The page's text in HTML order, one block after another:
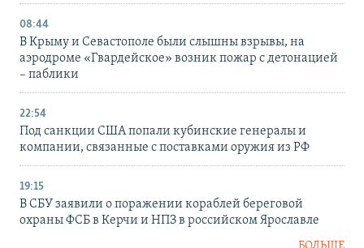
08:44
В Крыму и Севастополе были слышны взрывы, на
аэродроме «Гвардейское» возник пожар с детонацией
– паблики
22:54
Под санкции США попали кубинские генералы и
компании, связанные с поставками оружия из РФ
19:15
В СБУ заявили о поражении кораблей береговой
охраны ФСБ в Керчи и НПЗ в российском Ярославле